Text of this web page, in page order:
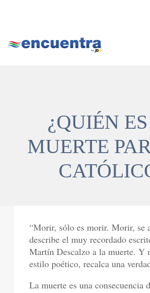
¿QUIÉN
MUERTE
“Morir, sólo es morir. Morir, se
describe el muy recordado
Martín Descalzo a la muerte. Y
estilo poético, recalca una
La muerte es una consecuencia